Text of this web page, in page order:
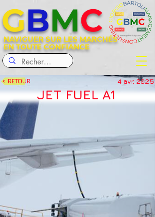
NAVIGUER SUR LES MARCHÉS
EN TOUTE CONFIANCE
GBMC
< RETOUR 4 avr. 2025
JET FUEL A1